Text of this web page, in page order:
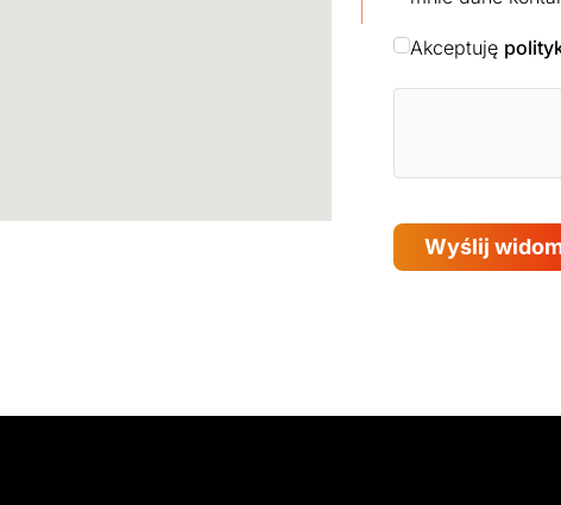
Akceptuję
Wyślij